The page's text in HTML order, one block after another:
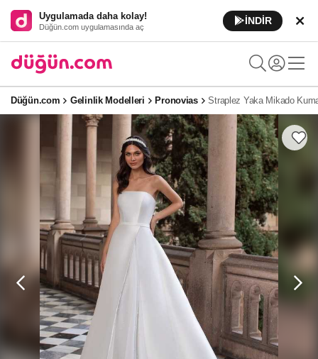
Uygulamada daha kolay!
Düğün.com uygulamasında aç
İNDİR
Düğün.com Gelinlik Modelleri Pronovias Straplez Yaka Mikado